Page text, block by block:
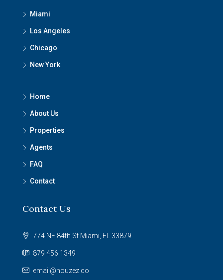
Miami
Los Angeles
Chicago
New York
Home
About Us
Properties
Agents
FAQ
Contact
Contact Us
774 NE 84th St Miami, FL 33879
879 456 1349
email@houzez.co